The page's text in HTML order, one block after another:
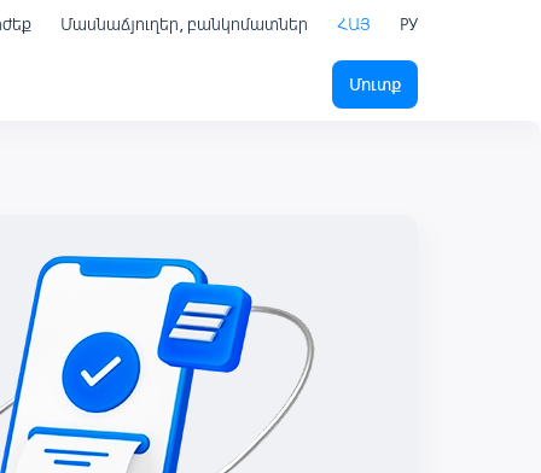
Մասնաճյուղեր, բանկոմատներ ՀԱՅ РУ
Մուտք